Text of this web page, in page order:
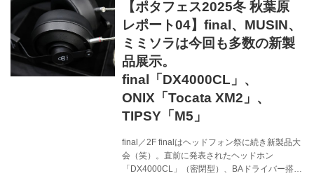
【ポタフェス2025冬 秋葉原
レポート04】final、MUSIN、
ミミソラは今回も多数の新製
品展示。
final「DX4000CL」、
ONIX「Tocata XM2」、
TIPSY「M5」
final／2F finalはヘッドフォン祭に続き新製品大
会（笑）。直前に発表されたヘッドホン
「DX4000CL」（密閉型）、BAドライバー搭載